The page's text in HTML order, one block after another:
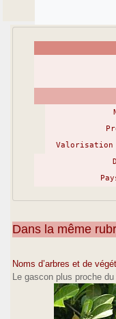
Valorisation
Dans la même
Noms d’arbres et de
Le gascon plus proche